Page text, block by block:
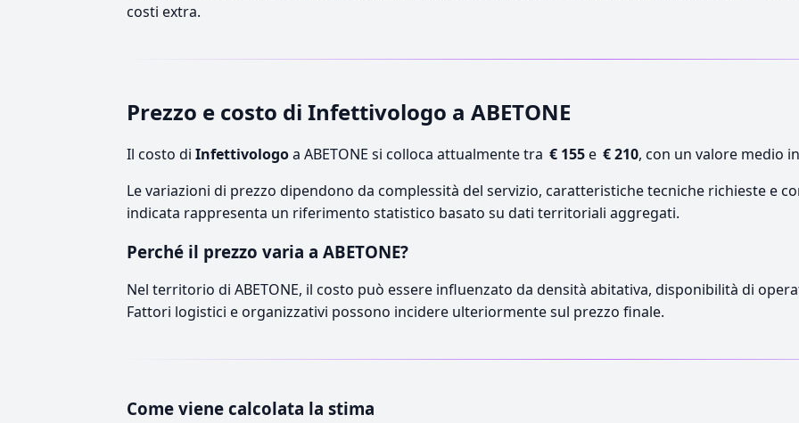
costi extra.
Prezzo e costo di Infettivologo a ABETONE
Il costo di Infettivologoa ABETONE si colloca attualmente tra € 155e € 210, con un valore medio
Le variazioni di prezzo dipendono da complessità del servizio, caratteristiche tecniche richieste e
indicata rappresenta un riferimento statistico basato su dati territoriali aggregati.
Perché il prezzo varia a ABETONE?
Nel territorio di ABETONE, il costo può essere influenzato da densità abitativa, disponibilità di
Fattori logistici e organizzativi possono incidere ulteriormente sul prezzo finale.
Come viene calcolata la stima